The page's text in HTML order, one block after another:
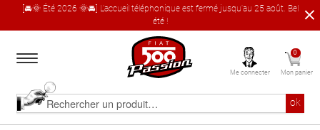
[🚘🌞 Été 2026 🌞🚘] L'accueil téléphonique est fermé jusqu'au 25 août. Bel
été !
à
navigation
au
contenu
Rechercher
ok
Accueil
Me connecter
0
Mon panier